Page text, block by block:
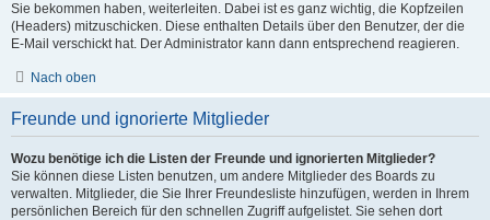
Sie bekommen haben, weiterleiten. Dabei ist es ganz wichtig, die Kopfzeilen
(Headers) mitzuschicken. Diese enthalten Details über den Benutzer, der die
E-Mail verschickt hat. Der Administrator kann dann entsprechend reagieren.
Nach oben
Freunde und ignorierte Mitglieder
Wozu benötige ich die Listen der Freunde und ignorierten Mitglieder?
Sie können diese Listen benutzen, um andere Mitglieder des Boards zu
verwalten. Mitglieder, die Sie Ihrer Freundesliste hinzufügen, werden in Ihrem
persönlichen Bereich für den schnellen Zugriff aufgelistet. Sie sehen dort